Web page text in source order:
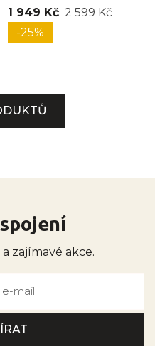
1 949 Kč 2 599 Kč
-25%
zajímavé akce.